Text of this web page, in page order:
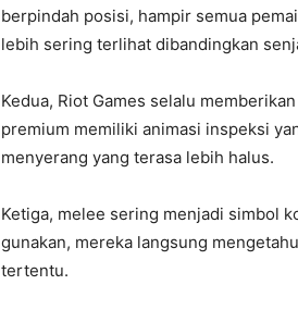
berpindah posisi, hampir semua
lebih sering terlihat dibandingkan
Kedua, Riot Games selalu
premium memiliki animasi inspeksi
menyerang yang terasa lebih halus.
Ketiga, melee sering menjadi simbol
gunakan, mereka langsung
tertentu.